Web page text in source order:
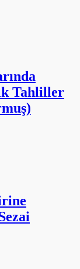
Hançer,
Çopur)